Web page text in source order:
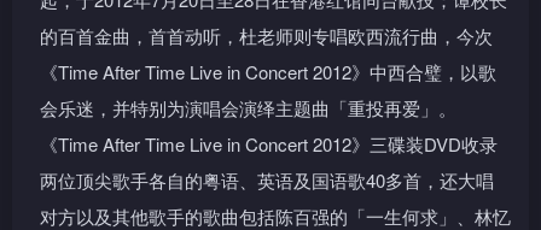
的百首金曲，首首动听，杜老师则专唱欧西流行曲，今次
《Time After Time Live in Concert 2012》中西合璧，以歌
会乐迷，并特别为演唱会演绎主题曲「重投再爱」。
《Time After Time Live in Concert 2012》三碟装DVD收录
两位顶尖歌手各自的粤语、英语及国语歌40多首，还大唱
对方以及其他歌手的歌曲包括陈百强的「一生何求」、林忆